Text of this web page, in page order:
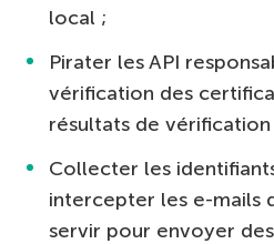
local ;
Pirater les API
vérification des
résultats de vérification
Collecter les
intercepter les e-mails
servir pour envoyer